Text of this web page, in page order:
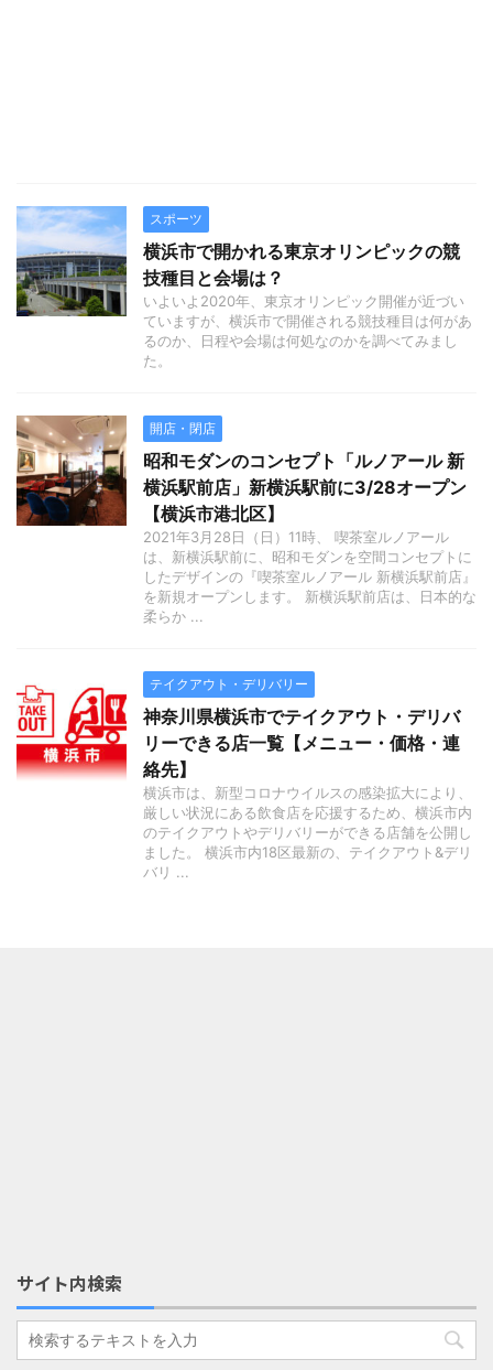
スポーツ
横浜市で開かれる東京オリンピックの競
技種目と会場は？
いよいよ2020年、東京オリンピック開催が近づい
ていますが、横浜市で開催される競技種目は何があ
るのか、日程や会場は何処なのかを調べてみまし
た。
開店・閉店
昭和モダンのコンセプト「ルノアール 新
横浜駅前店」新横浜駅前に3/28オープン
【横浜市港北区】
2021年3月28日（日）11時、 喫茶室ルノアール
は、新横浜駅前に、昭和モダンを空間コンセプトに
したデザインの『喫茶室ルノアール 新横浜駅前店』
を新規オープンします。 新横浜駅前店は、日本的な
柔らか ...
テイクアウト・デリバリー
神奈川県横浜市でテイクアウト・デリバ
リーできる店一覧【メニュー・価格・連
絡先】
横浜市は、新型コロナウイルスの感染拡大により、
厳しい状況にある飲食店を応援するため、横浜市内
のテイクアウトやデリバリーができる店舗を公開し
ました。 横浜市内18区最新の、テイクアウト&デリ
バリ ...
サイト内検索